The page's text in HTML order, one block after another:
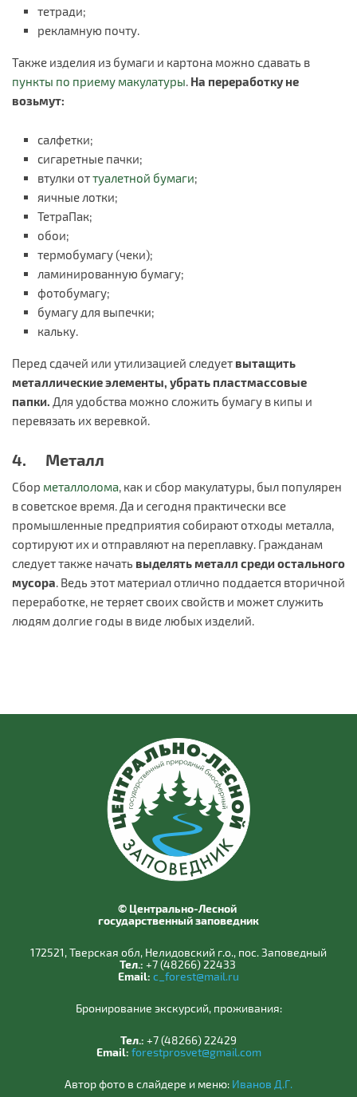
тетради;
рекламную почту.
Также изделия из бумаги и картона можно сдавать в
пункты по приему макулатуры. На переработку не
возьмут:
салфетки;
сигаретные пачки;
втулки оттуалетной бумаги;
яичные лотки;
ТетраПак;
обои;
термобумагу (чеки);
ламинированную бумагу;
фотобумагу;
бумагу для выпечки;
кальку.
Перед сдачей или утилизацией следует вытащить
металлические элементы, убрать пластмассовые
папки. Для удобства можно сложить бумагу в кипы и
перевязать их веревкой.
4. Металл
Сбор металлолома, как и сбор макулатуры, был популярен
в советское время. Да и сегодня практически все
промышленные предприятия собирают отходы металла,
сортируют их и отправляют на переплавку. Гражданам
следует также начать выделять металл среди остального
мусора. Ведь этот материал отлично поддается вторичной
переработке, не теряет своих свойств и может служить
людям долгие годы в виде любых изделий.
© Центрально-Лесной
государственный заповедник
172521, Тверская обл, Нелидовский г.о., пос. Заповедный
Тел.: +7 (48266) 22433
Email: c_forest@mail.ru
Бронирование экскурсий, проживания:
Тел.: +7 (48266) 22429
Email: forestprosvet@gmail.com
Автор фото в слайдере и меню: Иванов Д.Г.